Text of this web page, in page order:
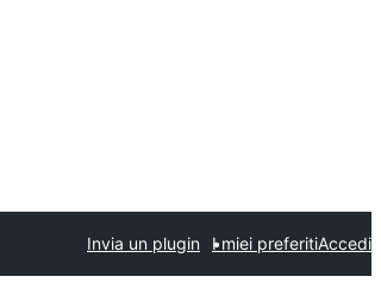
Invia un plugin I miei preferitiAccedi